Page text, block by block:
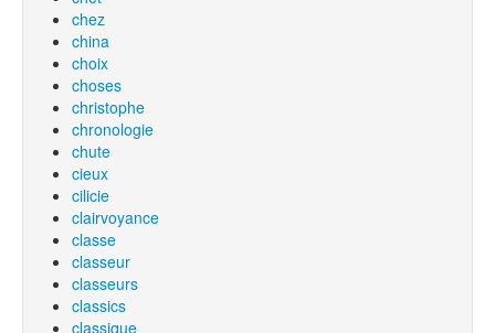
chez
china
choix
choses
christophe
chronologie
chute
cieux
cilicie
clairvoyance
classe
classeur
classeurs
classics
classique